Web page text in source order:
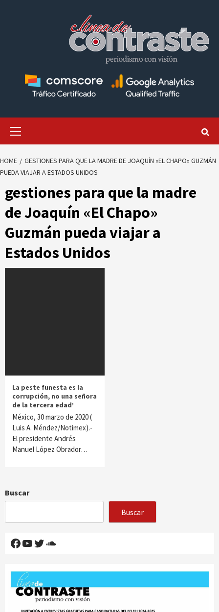
HOME
GESTIONES PARA QUE LA MADRE DE JOAQUÍN «EL CHAPO» GUZMÁN
PUEDA VIAJAR A ESTADOS UNIDOS
gestiones para que la madre
de Joaquín «El Chapo»
Guzmán pueda viajar a
Estados Unidos
La peste funesta es la
corrupción, no una señora
de la tercera edad’
México, 30 marzo de 2020 (
Luis A. Méndez/Notimex).-
El presidente Andrés
Manuel López Obrador…
Buscar
Buscar
Facebook
YouTube
Twitter
SoundCloud